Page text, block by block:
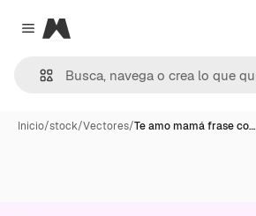
Close menu
Magnific
Inicio/stock/Vectores/Te amo mamá frase co…